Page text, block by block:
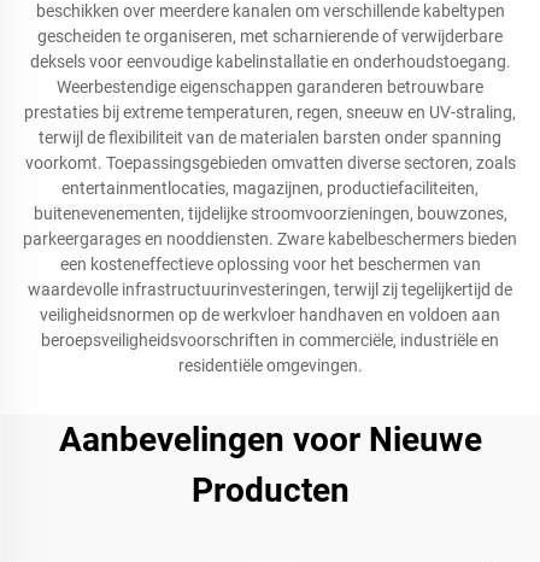
beschikken over meerdere kanalen om verschillende kabeltypen
gescheiden te organiseren, met scharnierende of verwijderbare
deksels voor eenvoudige kabelinstallatie en onderhoudstoegang.
Weerbestendige eigenschappen garanderen betrouwbare
prestaties bij extreme temperaturen, regen, sneeuw en UV-straling,
terwijl de flexibiliteit van de materialen barsten onder spanning
voorkomt. Toepassingsgebieden omvatten diverse sectoren, zoals
entertainmentlocaties, magazijnen, productiefaciliteiten,
buitenevenementen, tijdelijke stroomvoorzieningen, bouwzones,
parkeergarages en nooddiensten. Zware kabelbeschermers bieden
een kosteneffectieve oplossing voor het beschermen van
waardevolle infrastructuurinvesteringen, terwijl zij tegelijkertijd de
veiligheidsnormen op de werkvloer handhaven en voldoen aan
beroepsveiligheidsvoorschriften in commerciële, industriële en
residentiële omgevingen.
Aanbevelingen voor Nieuwe
Producten